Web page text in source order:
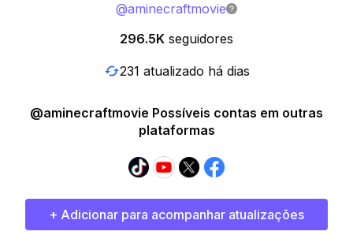
@aminecraftmovie
296.5K seguidores
231 atualizado há dias
@aminecraftmovie Possíveis contas em outras
plataformas
+ Adicionar para acompanhar atualizações